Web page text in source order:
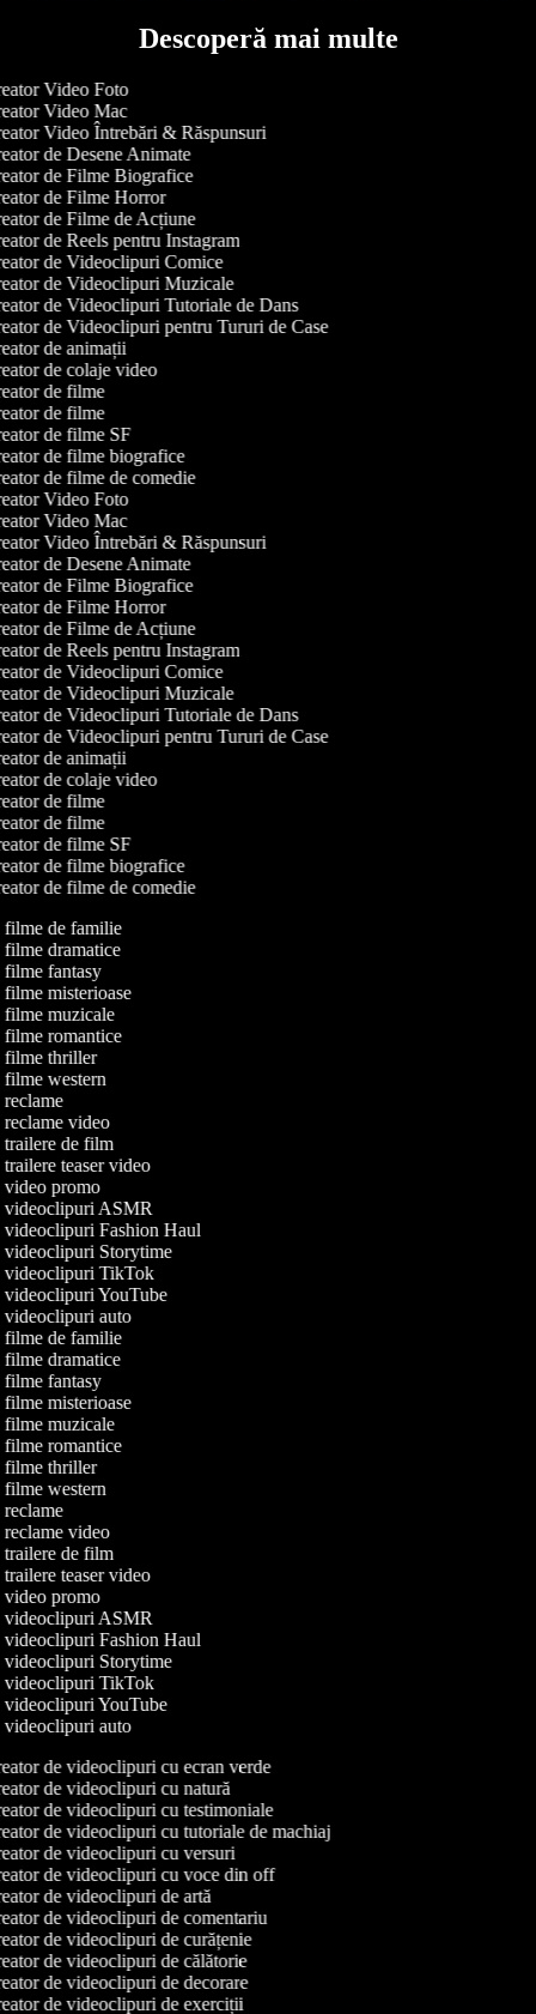
Descoperă mai multe
Video Foto
Video Mac
Video Întrebări & Răspunsuri
de Desene Animate
de Filme Biografice
de Filme Horror
de Filme de Acțiune
de Reels pentru Instagram
de Videoclipuri Comice
de Videoclipuri Muzicale
de Videoclipuri Tutoriale de Dans
de Videoclipuri pentru Tururi de Case
de animații
de colaje video
de filme
de filme
de filme SF
de filme biografice
de filme de comedie
Video Foto
Video Mac
Video Întrebări & Răspunsuri
de Desene Animate
de Filme Biografice
de Filme Horror
de Filme de Acțiune
de Reels pentru Instagram
de Videoclipuri Comice
de Videoclipuri Muzicale
de Videoclipuri Tutoriale de Dans
de Videoclipuri pentru Tururi de Case
de animații
de colaje video
de filme
de filme
de filme SF
de filme biografice
de filme de comedie
filme de familie
filme dramatice
filme fantasy
filme misterioase
filme muzicale
filme romantice
filme thriller
filme western
reclame
reclame video
trailere de film
trailere teaser video
video promo
videoclipuri ASMR
videoclipuri Fashion Haul
videoclipuri Storytime
videoclipuri TikTok
videoclipuri YouTube
videoclipuri auto
filme de familie
filme dramatice
filme fantasy
filme misterioase
filme muzicale
filme romantice
filme thriller
filme western
reclame
reclame video
trailere de film
trailere teaser video
video promo
videoclipuri ASMR
videoclipuri Fashion Haul
videoclipuri Storytime
videoclipuri TikTok
videoclipuri YouTube
videoclipuri auto
de videoclipuri cu ecran verde
de videoclipuri cu natură
de videoclipuri cu testimoniale
de videoclipuri cu tutoriale de machiaj
de videoclipuri cu versuri
de videoclipuri cu voce din off
de videoclipuri de artă
de videoclipuri de comentariu
de videoclipuri de curățenie
de videoclipuri de călătorie
de videoclipuri de decorare
de videoclipuri de exerciții